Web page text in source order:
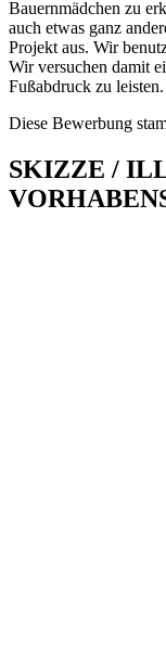
Bauernmädchen zu
auch etwas ganz
Projekt aus. Wir
Wir versuchen damit
Fußabdruck zu leisten.
Diese Bewerbung
SKIZZE /